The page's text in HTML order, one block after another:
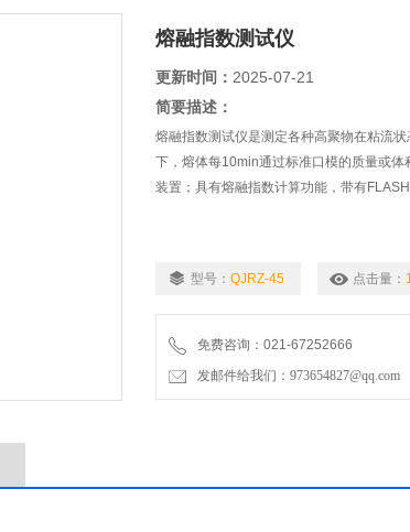
熔融指数测试仪
更新时间： 2025-07-21
简要描述：
熔融指数测试仪是测定各种高聚物在粘流
下，熔体每10min通过标准口模的质量或
装置；具有熔融指数计算功能，带有
型号： QJRZ-45 点击量：
免费咨询：021-67252666
发邮件给我们：973654827@qq.com